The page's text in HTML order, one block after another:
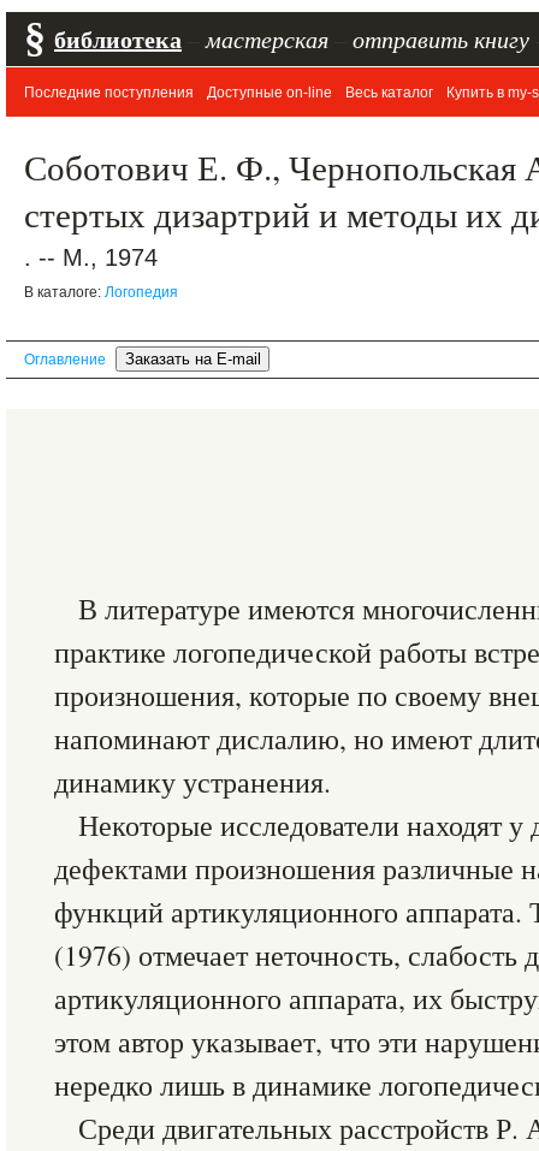
§ библиотека мастерская отправить книгу
Последние поступления Доступные on-line Весь каталог Купить в my-
Соботович Е. Ф., Чернопольская
стертых дизартрий и методы их
. -- М., 1974
В каталоге: Логопедия
Оглавление
В литературе имеются
практике логопедической работы
произношения, которые по своему
напоминают дислалию, но имеют
динамику устранения.
Некоторые исследователи находят
дефектами произношения различные
функций артикуляционного
(1976) отмечает неточность, слабость
артикуляционного аппарата, их
этом автор указывает, что эти
нередко лишь в динамике
Среди двигательных расстройств